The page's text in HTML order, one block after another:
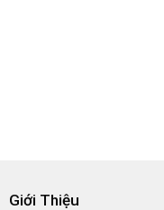
Giới Thiệu